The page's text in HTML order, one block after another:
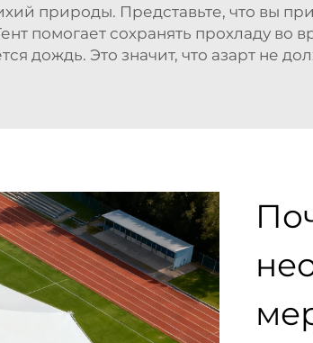
природы. Представьте, что вы
помогает сохранять прохладу во
дождь. Это значит, что азарт не